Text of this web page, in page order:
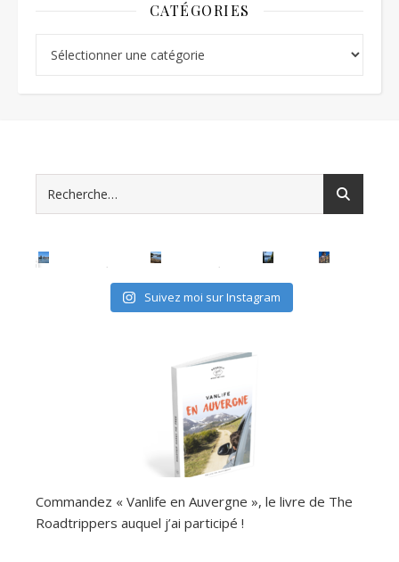
CATÉGORIES
Suivez moi sur Instagram
Commandez « Vanlife en Auvergne », le livre de The
Roadtrippers auquel j’ai participé !